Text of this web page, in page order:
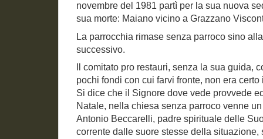
novembre del 1981 partì per la sua nuova
sua morte: Maiano vicino a Grazzano
La parrocchia rimase senza parroco sino
successivo.
Il comitato pro restauri, senza la sua guida,
pochi fondi con cui farvi fronte, non era
Si dice che il Signore dove vede provvede
Natale, nella chiesa senza parroco venne
Antonio Beccarelli, padre spirituale delle
corrente dalle suore stesse della situazione,